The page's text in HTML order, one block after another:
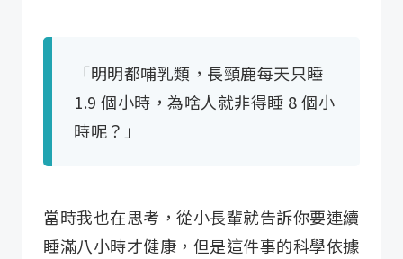
「明明都哺乳類，長頸鹿每天只睡
1.9 個小時，為啥人就非得睡 8 個小
時呢？」
當時我也在思考，從小長輩就告訴你要連續
睡滿八小時才健康，但是這件事的科學依據